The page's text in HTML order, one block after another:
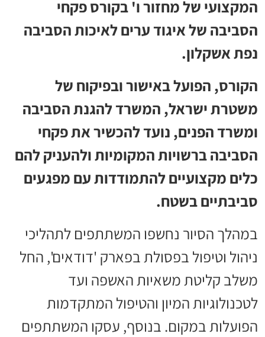
המקצועי של מחזור ו' בקורס פקחי
הסביבה של איגוד ערים לאיכות הסביבה
נפת אשקלון.
הקורס, הפועל באישור ובפיקוח של
משטרת ישראל, המשרד להגנת הסביבה
ומשרד הפנים, נועד להכשיר את פקחי
הסביבה ברשויות המקומיות ולהעניק להם
כלים מקצועיים להתמודדות עם מפגעים
סביבתיים בשטח.
במהלך הסיור נחשפו המשתתפים לתהליכי
ניהול וטיפול בפסולת בפארק 'דודאים', החל
משלב קליטת משאיות האשפה ועד
לטכנולוגיות המיון והטיפול המתקדמות
הפועלות במקום. בנוסף, עסקו המשתתפים